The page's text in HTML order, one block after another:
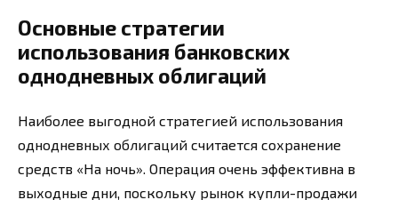
Основные стратегии
использования банковских
однодневных облигаций
Наиболее выгодной стратегией использования
однодневных облигаций считается сохранение
средств «На ночь». Операция очень эффективна в
выходные дни, поскольку рынок купли-продажи